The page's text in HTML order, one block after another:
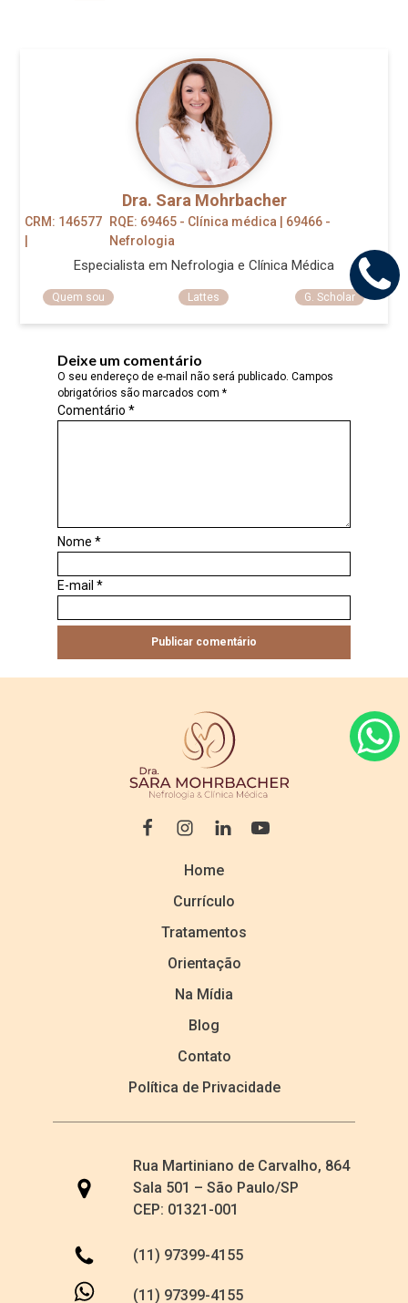
Dra. Sara Mohrbacher
CRM: 146577
RQE: 69465 - Clínica médica | 69466 -
Nefrologia
Especialista em Nefrologia e Clínica Médica
Quem sou Lattes G. Scholar
Deixe um comentário
O seu endereço de e-mail não será publicado. Campos
obrigatórios são marcados com *
Comentário *
Nome *
E-mail *
Home
Currículo
Tratamentos
Orientação
Na Mídia
Blog
Contato
Política de Privacidade
Rua Martiniano de Carvalho, 864
Sala 501 – São Paulo/SP
CEP: 01321-001
(11) 97399-4155
(11) 97399-4155